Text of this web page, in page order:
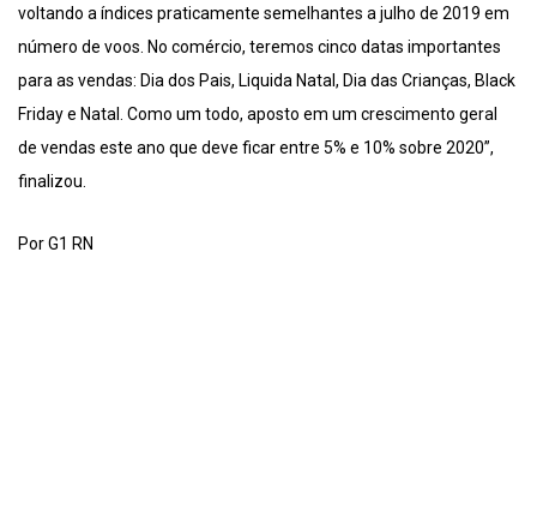
voltando a índices praticamente semelhantes a julho de 2019 em
número de voos. No comércio, teremos cinco datas importantes
para as vendas: Dia dos Pais, Liquida Natal, Dia das Crianças, Black
Friday e Natal. Como um todo, aposto em um crescimento geral
de vendas este ano que deve ficar entre 5% e 10% sobre 2020”,
finalizou.
Por G1 RN